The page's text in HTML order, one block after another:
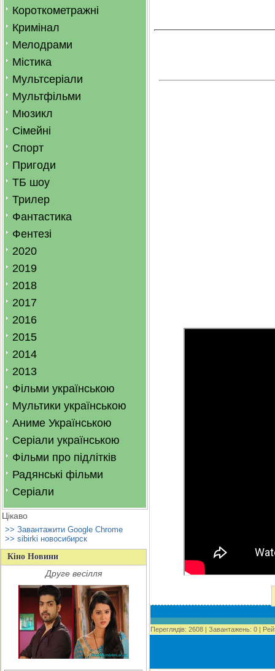
Короткометражні
Кримінал
Мелодрами
Містика
Мультсеріали
Мультфільми
Мюзикл
Сімейні
Спорт
Пригоди
ТБ шоу
Трилер
Фантастика
Фентезі
2020
2019
2018
2017
2016
2015
2014
2013
Фільми українською
Мультики українською
Аниме Українською
Серіали українською
Фільми про підлітків
Радянські фільми
Серіали
Цікаво
>> Завантажити Google Chrome
>> sibirki новосибирск
Кіно Новини
Друге весілля
Переглядів: 2608 | Завантажень: 0 |